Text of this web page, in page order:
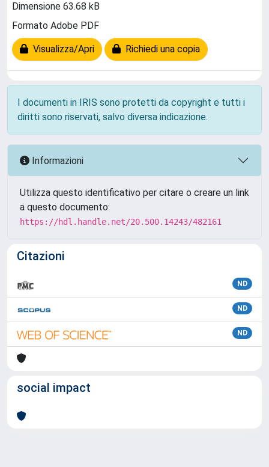
Dimensione 63.68 kB
Formato Adobe PDF
Visualizza/Apri Richiedi una copia
I documenti in IRIS sono protetti da copyright e tutti i
diritti sono riservati, salvo diversa indicazione.
Informazioni
Utilizza questo identificativo per citare o creare un link
a questo documento:
https://hdl.handle.net/20.500.14243/482161
Citazioni
ND
ND
ND
social impact